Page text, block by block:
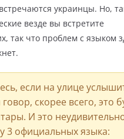
украинцы. Но,
везде вы встретите
так что проблем с языком
если на улице
скорее всего, это
И это
3 официальных языка: